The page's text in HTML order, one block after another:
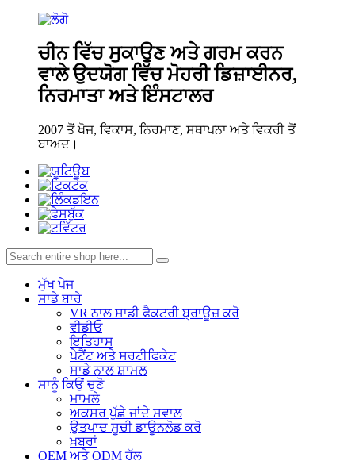
ਚੀਨ ਵਿੱਚ ਸੁਕਾਉਣ ਅਤੇ ਗਰਮ ਕਰਨ
ਵਾਲੇ ਉਦਯੋਗ ਵਿੱਚ ਮੋਹਰੀ ਡਿਜ਼ਾਈਨਰ,
ਨਿਰਮਾਤਾ ਅਤੇ ਇੰਸਟਾਲਰ
2007 ਤੋਂ ਖੋਜ, ਵਿਕਾਸ, ਨਿਰਮਾਣ, ਸਥਾਪਨਾ ਅਤੇ ਵਿਕਰੀ ਤੋਂ
ਬਾਅਦ।
ਮੁੱਖ ਪੇਜ
ਸਾਡੇ ਬਾਰੇ
VR ਨਾਲ ਸਾਡੀ ਫੈਕਟਰੀ ਬ੍ਰਾਊਜ਼ ਕਰੋ
ਵੀਡੀਓ
ਇਤਿਹਾਸ
ਪੇਟੈਂਟ ਅਤੇ ਸਰਟੀਫਿਕੇਟ
ਸਾਡੇ ਨਾਲ ਸ਼ਾਮਲ
ਸਾਨੂੰ ਕਿਉਂ ਚੁਣੋ
ਮਾਮਲੇ
ਅਕਸਰ ਪੁੱਛੇ ਜਾਂਦੇ ਸਵਾਲ
ਉਤਪਾਦ ਸੂਚੀ ਡਾਊਨਲੋਡ ਕਰੋ
ਖ਼ਬਰਾਂ
OEM ਅਤੇ ODM ਹੱਲ